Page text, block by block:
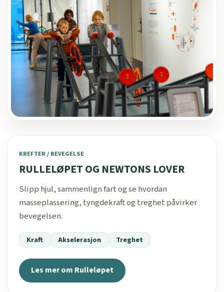
KREFTER / BEVEGELSE
RULLELØPET OG NEWTONS LOVER
Slipp hjul, sammenlign fart og se hvordan
masseplassering, tyngdekraft og treghet påvirker
bevegelsen.
Kraft Akselerasjon Treghet
Les mer om Rulleløpet